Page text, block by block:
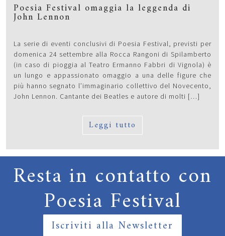
Poesia Festival omaggia la leggenda di
John Lennon
La serie di eventi conclusivi di Poesia Festival, previsti per
domenica 24 settembre alla Rocca Rangoni di Spilamberto
(in caso di pioggia al Teatro Ermanno Fabbri di Vignola) è
un lungo e appassionato omaggio a una delle figure che
più hanno segnato l’immaginario collettivo del Novecento,
John Lennon. Cantante dei Beatles e autore di molti […]
Leggi tutto
Resta in contatto con
Poesia Festival
Iscriviti alla Newsletter